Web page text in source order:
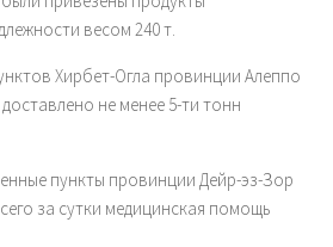
весом 240 т.
Хирбет-Огла провинции Алеппо
не менее 5-ти тонн
пункты провинции Дейр-эз-Зор
за сутки медицинская помощь